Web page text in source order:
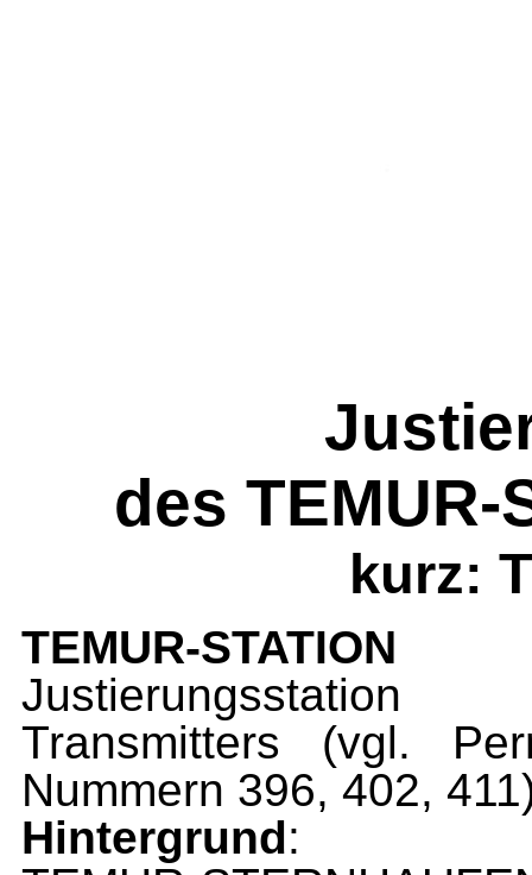
des
kurz:
TEMUR-STATION
Justierungsstation
Transmitters (vgl.
Nummern 396, 402,
Hintergrund: